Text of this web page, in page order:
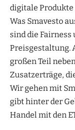
digitale
Was Smavesto
sind die Fairness
Preisgestaltung.
großen Teil
Zusatzerträge,
Wir gehen mit
gibt hinter der
Handel mit den